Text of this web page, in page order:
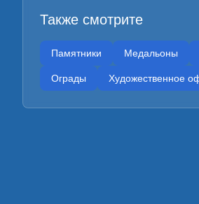
Также смотрите
Памятники Медальоны
Ограды Художественное